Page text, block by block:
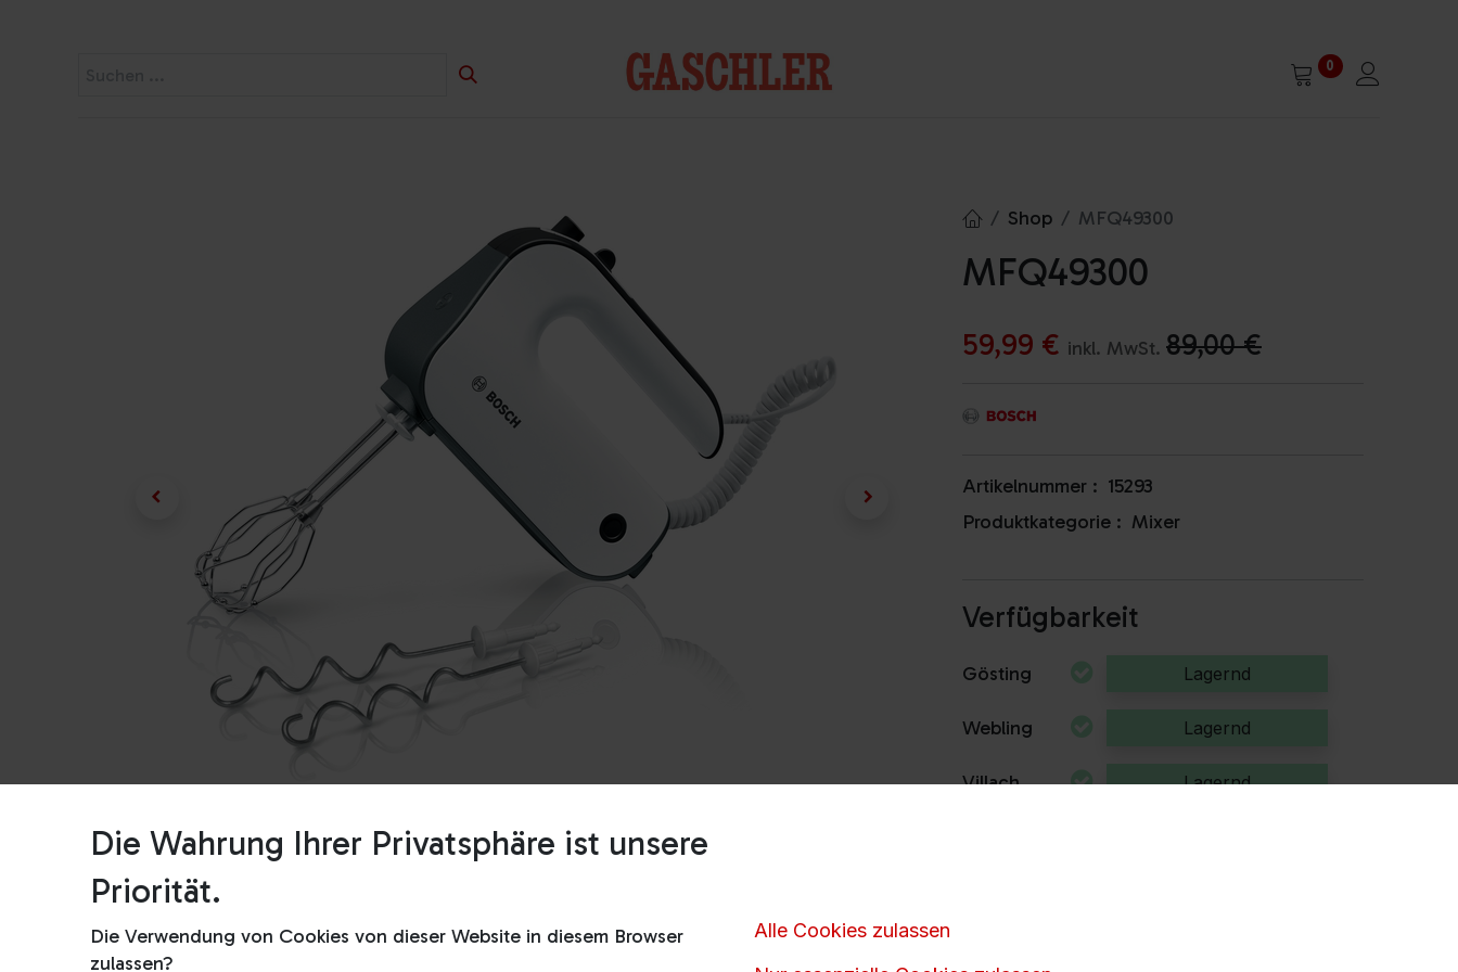
0
Shop MFQ49300
MFQ49300
59,99 € inkl. MwSt. 89,00€
Artikelnummer : 15293
Produktkategorie : Mixer
Verfügbarkeit
Gösting Lagernd
Webling Lagernd
Villach Lagernd
Die Wahrung Ihrer Privatsphäre ist unsere
Priorität.
Die Verwendung von Cookies von dieser Website in diesem Browser
zulassen?
Alle Cookies zulassen